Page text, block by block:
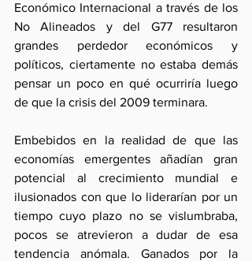
Económico Internacional a través de los
No Alineados y del G77 resultaron
grandes perdedor económicos y
políticos, ciertamente no estaba demás
pensar un poco en qué ocurriría luego
de que la crisis del 2009 terminara.
Embebidos en la realidad de que las
economías emergentes añadían gran
potencial al crecimiento mundial e
ilusionados con que lo liderarían por un
tiempo cuyo plazo no se vislumbraba,
pocos se atrevieron a dudar de esa
tendencia anómala. Ganados por la